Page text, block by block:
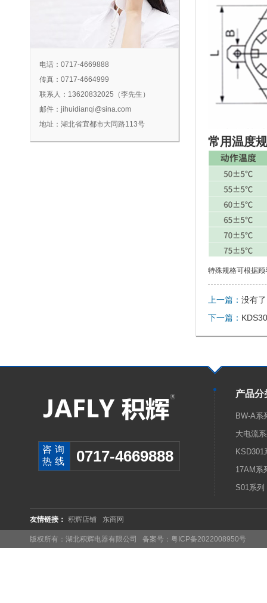
电话：0717-4669888
传真：0717-4664999
联系人：13620832025（李先生）
邮件： jihuidianqi@sina.com
地址：湖北省宜都市大同路113号
常用温度
特殊规格可根据
上一篇： 没有了
下一篇：
咨询
热线
0717-4669888
产品分
BW-A系
大电流
KSD301
17AM系
S01系列
友情链接： 积辉店铺 东商网
版权所有：湖北积辉电器有限公司 备案号： 粤ICP备2022008950号